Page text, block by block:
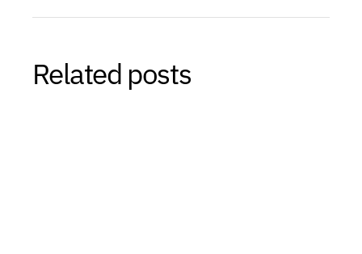
Related posts